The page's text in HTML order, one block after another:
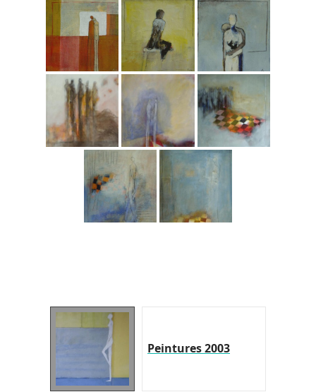
Peintures 2003